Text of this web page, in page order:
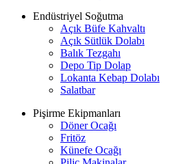
Endüstriyel Soğutma
Açık Büfe Kahvaltı
Açık Sütlük Dolabı
Balık Tezgahı
Depo Tip Dolap
Lokanta Kebap Dolabı
Salatbar
Pişirme Ekipmanları
Döner Ocağı
Fritöz
Künefe Ocağı